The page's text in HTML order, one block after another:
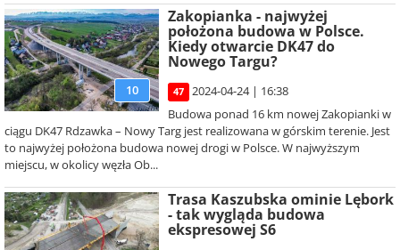
10
Zakopianka - najwyżej
położona budowa w Polsce.
Kiedy otwarcie DK47 do
Nowego Targu?
47
2024-04-24 | 16:38
Budowa ponad 16 km nowej Zakopianki w
ciągu DK47 Rdzawka – Nowy Targ jest realizowana w górskim terenie. Jest
to najwyżej położona budowa nowej drogi w Polsce. W najwyższym
miejscu, w okolicy węzła Ob...
Trasa Kaszubska ominie Lębork
- tak wygląda budowa
ekspresowej S6